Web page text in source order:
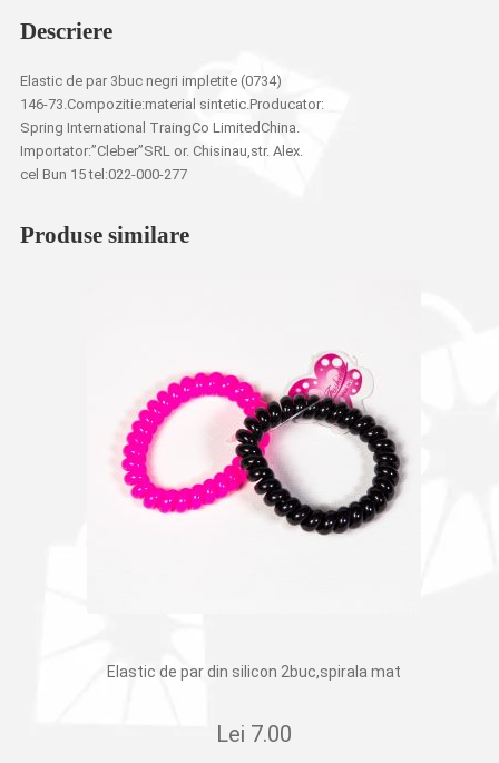
Descriere
Elastic de par 3buc negri impletite (0734)
146-73.Compozitie:material sintetic.Producator:
Spring International TraingCo LimitedChina.
Importator:”Cleber”SRL or. Chisinau,str. Alex.
cel Bun 15 tel:022-000-277
Produse similare
Elastic de par din silicon 2buc,spirala mat
Lei 7.00